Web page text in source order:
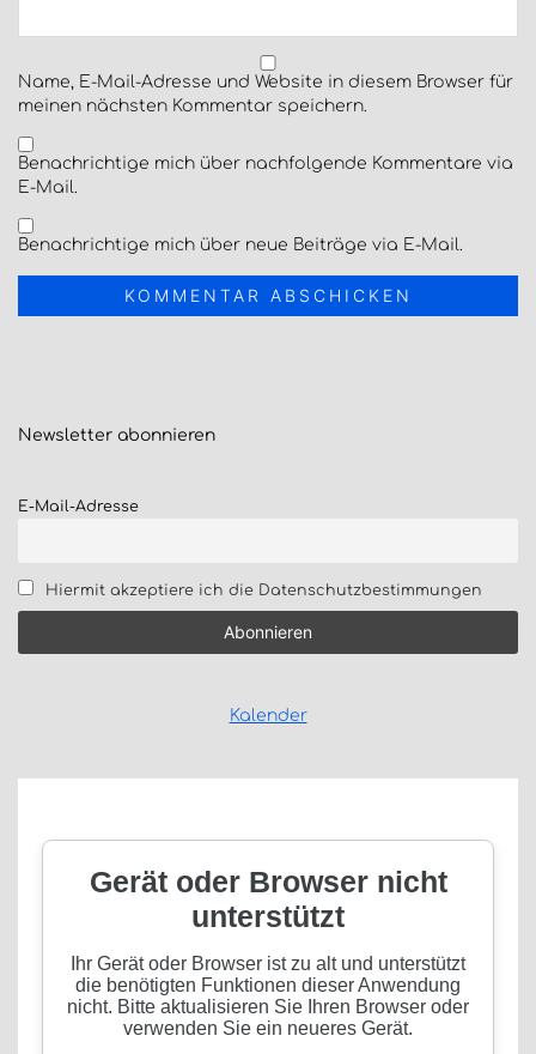
Name, E-Mail-Adresse und Website in diesem Browser für
meinen nächsten Kommentar speichern.
Benachrichtige mich über nachfolgende Kommentare via
E-Mail.
Benachrichtige mich über neue Beiträge via E-Mail.
Newsletter abonnieren
E-Mail-Adresse
Hiermit akzeptiere ich die Datenschutzbestimmungen
Kalender